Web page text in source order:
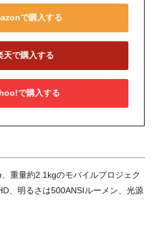
で購入する
天で購入する
で購入する
重量約2.1kgのモバイルプロジェク
、明るさは500ANSIルーメン、光源